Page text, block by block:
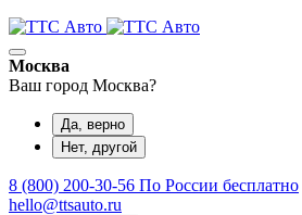
Москва
Ваш город Москва?
Да, верно
Нет, другой
8 (800) 200-30-56 По России бесплатно
hello@ttsauto.ru